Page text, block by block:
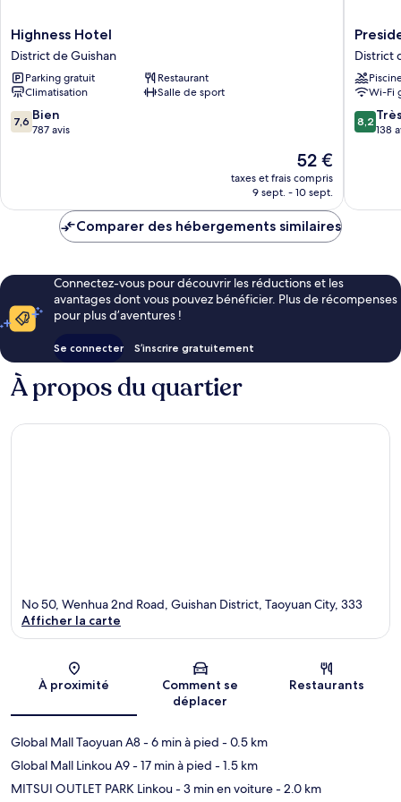
Highness
Hotel
District
de
Guishan
Highness Hotel
District de Guishan
Parking gratuit
Restaurant
Climatisation
Salle de sport
7.6
sur
7,6 Bien
787 avis
Le
nouveau
prix
de
52 €
taxes et frais compris
9 sept. - 10 sept.
MOTEL
District
de
Guishan
District
Wi-Fi
8.2
sur
8,2
138
Comparer des hébergements similaires
Connectez-vous pour découvrir les réductions et les
avantages dont vous pouvez bénéficier. Plus de récompenses
pour plus d’aventures !
Se connecter S’inscrire gratuitement
À propos du quartier
Carte
No 50, Wenhua 2nd Road, Guishan District, Taoyuan City, 333
Afficher la carte
À proximité
Comment se
déplacer
Restaurants
Global Mall Taoyuan A8- 6 min à pied - 0.5 km
Global Mall Linkou A9- 17 min à pied - 1.5 km
MITSUI OUTLET PARK Linkou- 3 min en voiture- 2.0 km